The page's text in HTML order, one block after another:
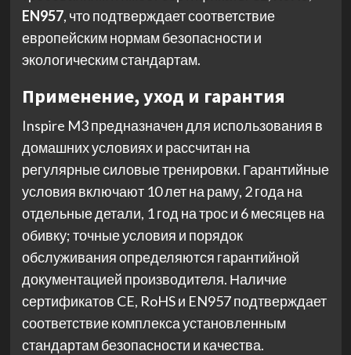
EN957, что подтверждает соответствие
европейским нормам безопасности и
экологическим стандартам.
Применение, уход и гарантия
Inspire M3 предназначен для использования в
домашних условиях и рассчитан на
регулярные силовые тренировки. Гарантийные
условия включают 10 лет на раму, 2 года на
отдельные детали, 1 год на трос и 6 месяцев на
обивку; точные условия и порядок
обслуживания определяются гарантийной
документацией производителя. Наличие
сертификатов CE, RoHS и EN957 подтверждает
соответствие комплекса установленным
стандартам безопасности и качества.